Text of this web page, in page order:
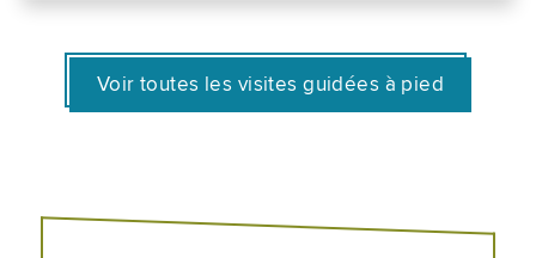
Voir toutes les visites guidées à pied